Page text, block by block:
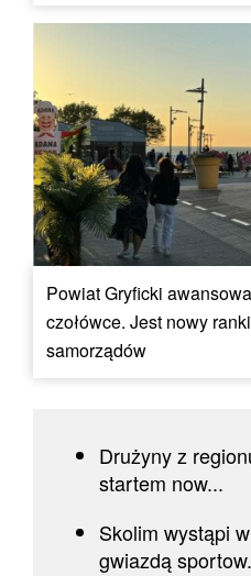
Powiat Gryficki
czołówce. Jest nowy
samorządów
Drużyny z
startem now...
Skolim wystąpi
gwiazdą